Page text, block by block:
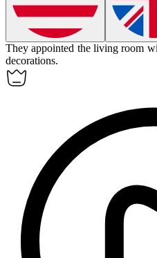
Theyappointed the living room
decorations.